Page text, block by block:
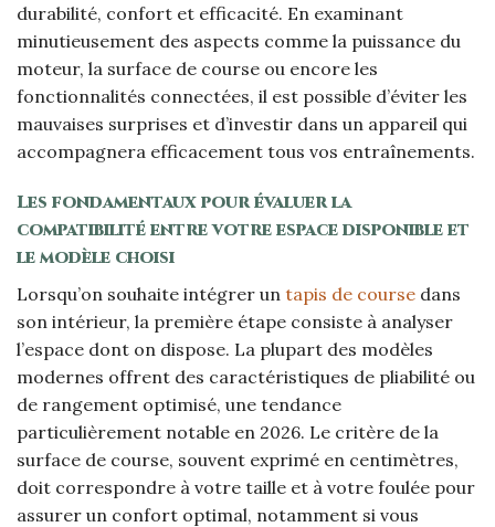
durabilité, confort et efficacité. En examinant
minutieusement des aspects comme la puissance du
moteur, la surface de course ou encore les
fonctionnalités connectées, il est possible d’éviter les
mauvaises surprises et d’investir dans un appareil qui
accompagnera efficacement tous vos entraînements.
Les fondamentaux pour évaluer la
compatibilité entre votre espace disponible et
le modèle choisi
Lorsqu’on souhaite intégrer un tapis de course dans
son intérieur, la première étape consiste à analyser
l’espace dont on dispose. La plupart des modèles
modernes offrent des caractéristiques de pliabilité ou
de rangement optimisé, une tendance
particulièrement notable en 2026. Le critère de la
surface de course, souvent exprimé en centimètres,
doit correspondre à votre taille et à votre foulée pour
assurer un confort optimal, notamment si vous